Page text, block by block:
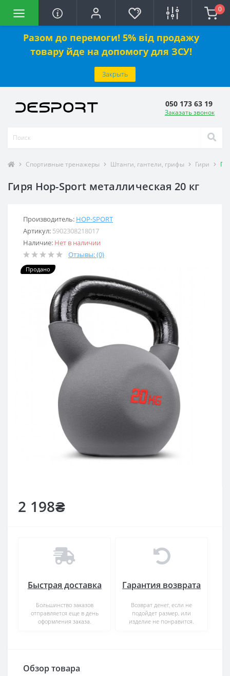
Разом до перемоги! 5% від продажу
товару йде на допомогу для ЗСУ!
Закрыть
0
050 173 63 19
Заказать звонок
Спортивные тренажеры Штанги, гантели, грифы Гири
Гиря Hop-Sport металлическая 20 кг
Производитель: HOP-SPORT
Артикул: 5902308218017
Наличие: Нет в наличии
Отзывы: (0)
Продано
2 198₴
Быстрая доставка
Большинство заказов
отправляется еще в день
оформления заказа.
Гарантия возврата
Возврат денег, если не
подойдет размер, или
изделие не понравится.
Обзор товара